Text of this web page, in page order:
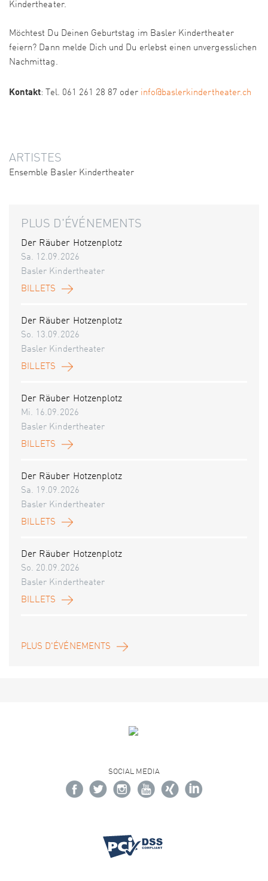
Kindertheater.
Möchtest Du Deinen Geburtstag im Basler Kindertheater
feiern? Dann melde Dich und Du erlebst einen unvergesslichen
Nachmittag.
Kontakt: Tel. 061 261 28 87 oder info@baslerkindertheater.ch
ARTISTES
Ensemble Basler Kindertheater
PLUS D'ÉVÉNEMENTS
Der Räuber Hotzenplotz
Sa. 12.09.2026
Basler Kindertheater
BILLETS
Der Räuber Hotzenplotz
So. 13.09.2026
Basler Kindertheater
BILLETS
Der Räuber Hotzenplotz
Mi. 16.09.2026
Basler Kindertheater
BILLETS
Der Räuber Hotzenplotz
Sa. 19.09.2026
Basler Kindertheater
BILLETS
Der Räuber Hotzenplotz
So. 20.09.2026
Basler Kindertheater
BILLETS
PLUS D'ÉVÉNEMENTS
SOCIAL MEDIA